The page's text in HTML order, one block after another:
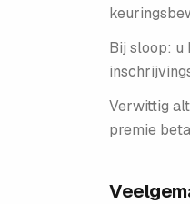
Bij sloop: u
Verwittig
premie